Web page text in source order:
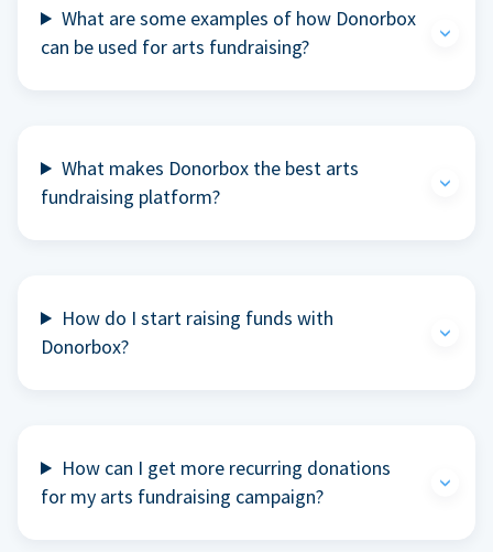
What are some examples of how Donorbox
can be used for arts fundraising?
What makes Donorbox the best arts
fundraising platform?
How do I start raising funds with
Donorbox?
How can I get more recurring donations
for my arts fundraising campaign?